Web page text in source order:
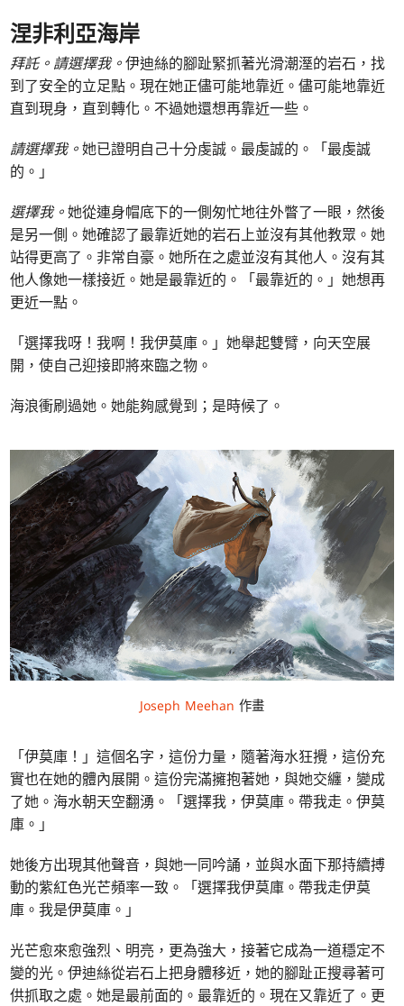
涅非利亞海岸
拜託。請選擇我。伊迪絲的腳趾緊抓著光滑潮溼的岩石，找
到了安全的立足點。現在她正儘可能地靠近。儘可能地靠近
直到現身，直到轉化。不過她還想再靠近一些。
請選擇我。她已證明自己十分虔誠。最虔誠的。「最虔誠
的。」
選擇我。她從連身帽底下的一側匆忙地往外瞥了一眼，然後
是另一側。她確認了最靠近她的岩石上並沒有其他教眾。她
站得更高了。非常自豪。她所在之處並沒有其他人。沒有其
他人像她一樣接近。她是最靠近的。「最靠近的。」她想再
更近一點。
「選擇我呀！我啊！我伊莫庫。」她舉起雙臂，向天空展
開，使自己迎接即將來臨之物。
海浪衝刷過她。她能夠感覺到；是時候了。
Joseph Meehan 作畫
「伊莫庫！」這個名字，這份力量，隨著海水狂攪，這份充
實也在她的體內展開。這份完滿擁抱著她，與她交纏，變成
了她。海水朝天空翻湧。「選擇我，伊莫庫。帶我走。伊莫
庫。」
她後方出現其他聲音，與她一同吟誦，並與水面下那持續搏
動的紫紅色光芒頻率一致。「選擇我伊莫庫。帶我走伊莫
庫。我是伊莫庫。」
光芒愈來愈強烈、明亮，更為強大，接著它成為一道穩定不
變的光。伊迪絲從岩石上把身體移近，她的腳趾正搜尋著可
供抓取之處。她是最前面的。最靠近的。現在又靠近了。更